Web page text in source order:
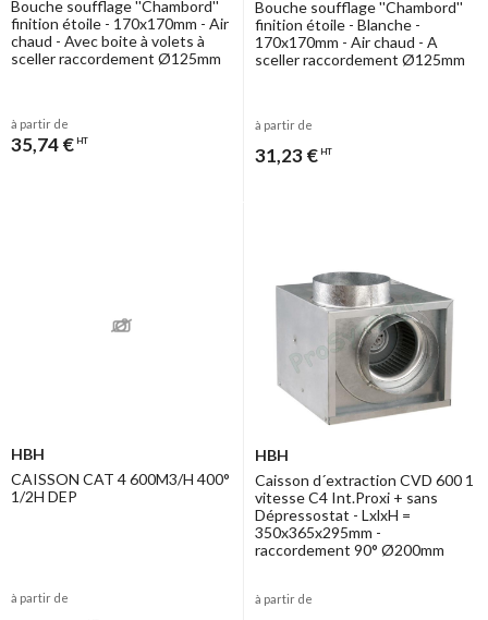
Bouche soufflage ''Chambord''
finition étoile - 170x170mm - Air
chaud - Avec boite à volets à
sceller raccordement Ø125mm
à partir de
35,74 € HT
Bouche soufflage ''Chambord''
finition étoile - Blanche -
170x170mm - Air chaud - A
sceller raccordement Ø125mm
à partir de
31,23 € HT
HBH
CAISSON CAT 4 600M3/H 400°
1/2H DEP
à partir de
HBH
Caisson d´extraction CVD 600 1
vitesse C4 Int.Proxi + sans
Dépressostat - LxlxH =
350x365x295mm -
raccordement 90° Ø200mm
à partir de